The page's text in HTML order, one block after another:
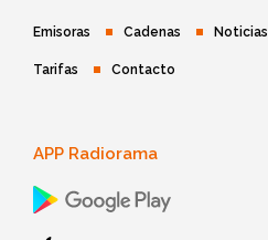
Emisoras Cadenas Noticias
Tarifas Contacto
APP Radiorama